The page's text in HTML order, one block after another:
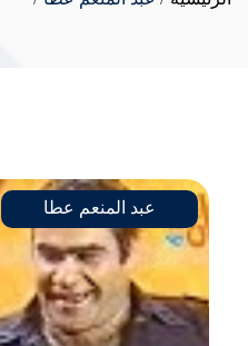
عبد المنعم عطا